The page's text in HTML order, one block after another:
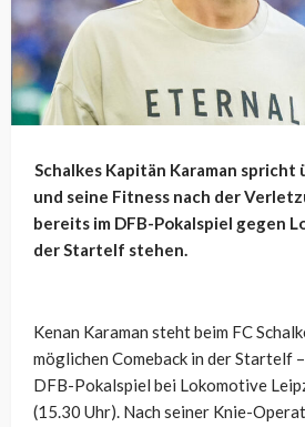
Schalkes Kapitän Karaman spricht
und seine Fitness nach der
bereits im DFB-Pokalspiel gegen
der Startelf stehen.
Kenan Karaman steht beim FC
möglichen Comeback in der Startelf
DFB-Pokalspiel bei Lokomotive
(15.30 Uhr). Nach seiner Knie-